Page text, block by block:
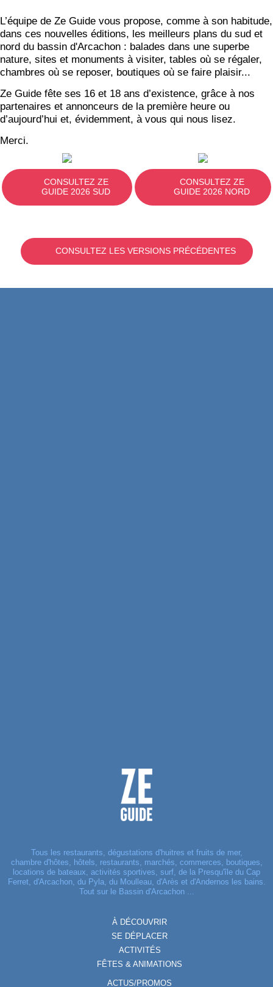
L’équipe de Ze Guide vous propose, comme à son habitude,
dans ces nouvelles éditions, les meilleurs plans du sud et
nord du bassin d'Arcachon : balades dans une superbe
nature, sites et monuments à visiter, tables où se régaler,
chambres où se reposer, boutiques où se faire plaisir...
Ze Guide fête ses 16 et 18 ans d’existence, grâce à nos
partenaires et annonceurs de la première heure ou
d’aujourd’hui et, évidemment, à vous qui nous lisez.
Merci.
CONSULTEZ ZE
GUIDE 2026 SUD
CONSULTEZ ZE
GUIDE 2026 NORD
CONSULTEZ LES VERSIONS PRÉCÉDENTES
Tous les restaurants, dégustations d'huitres et fruits de mer,
chambre d'hôtes, hôtels, restaurants, marchés, commerces, boutiques,
locations de bateaux, activités sportives, surf, de la Presqu'île du Cap
Ferret, d'Arcachon, du Pyla, du Moulleau, d'Arès et d'Andernos les bains.
Tout sur le Bassin d'Arcachon ...
À DÉCOUVRIR
SE DÉPLACER
ACTIVITÉS
FÊTES & ANIMATIONS
ACTUS/PROMOS